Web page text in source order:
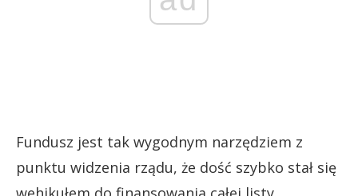
Fundusz jest tak wygodnym narzędziem z
punktu widzenia rządu, że dość szybko stał się